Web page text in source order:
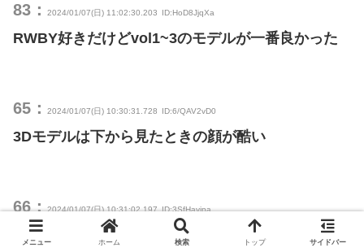
83： 2024/01/07(日) 11:02:30.203 ID:HoD8JjqXa
RWBY好きだけどvol1~3のモデルが一番良かった
65： 2024/01/07(日) 10:30:31.728 ID:6/QAV2vD0
3Dモデルは下から見たときの顔が酷い
66：2024/01/07(日) 10:31:02.197 ID:3SfHayjpa
まあ萎えるのは事実
メニュー ホーム 検索 トップ サイドバー